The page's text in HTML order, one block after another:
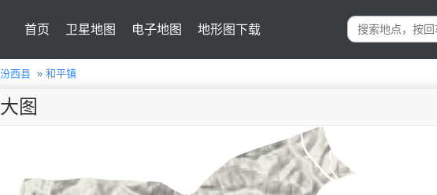
首页 卫星地图 电子地图 地形图下载
汾西县 » 和平镇
图